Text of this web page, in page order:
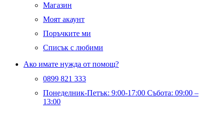
Магазин
Моят акаунт
Поръчките ми
Списък с любими
Ако имате нужда от помощ?
0899 821 333
Понеделник-Петък: 9:00-17:00 Събота: 09:00 –
13:00